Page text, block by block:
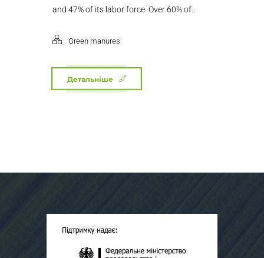
and 47% of its labor force. Over 60% of...
Green manures
Детальніше